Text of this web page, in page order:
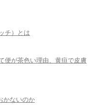
チ）とは
便が茶色い理由、黄疸で皮膚
かないのか